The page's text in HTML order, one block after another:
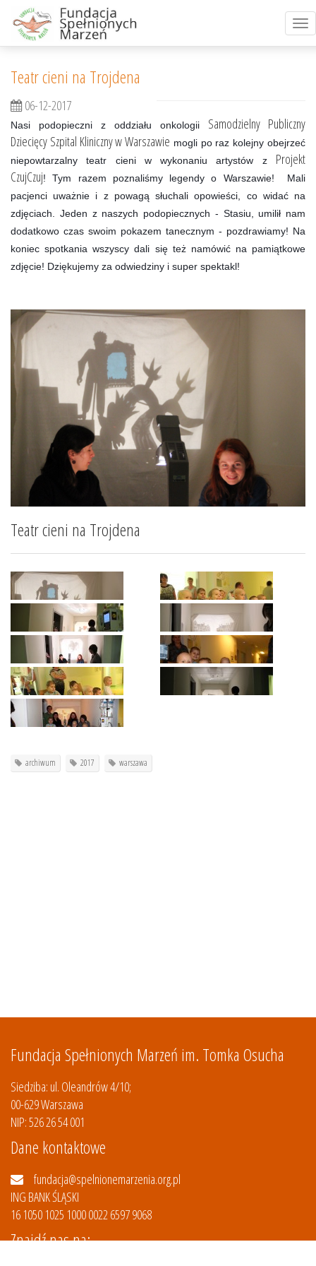
Teatr cieni na Trojdena
06-12-2017
Nasi podopieczni z oddziału onkologii Samodzielny Publiczny
Dziecięcy Szpital Kliniczny w Warszawie mogli po raz kolejny obejrzeć
niepowtarzalny teatr cieni w wykonaniu artystów z Projekt
CzujCzuj!Tym razem poznaliśmy legendy o Warszawie!
Mali
pacjenci uważnie i z powagą słuchali opowieści, co widać na
zdjęciach. Jeden z naszych podopiecznych - Stasiu, umilił nam
dodatkowo czas swoim pokazem tanecznym - pozdrawiamy! Na
koniec spotkania wszyscy dali się też namówić na pamiątkowe
zdjęcie! Dziękujemy za odwiedziny i super spektakl!
Teatr cieni na Trojdena
archiwum 2017 warszawa
Fundacja Spełnionych Marzeń im. Tomka Osucha
Siedziba: ul. Oleandrów 4/10;
00-629 Warszawa
NIP: 526 26 54 001
Dane kontaktowe
fundacja@spelnionemarzenia.org.pl
ING BANK ŚLĄSKI
16 1050 1025 1000 0022 6597 9068
Znajdź nas na: